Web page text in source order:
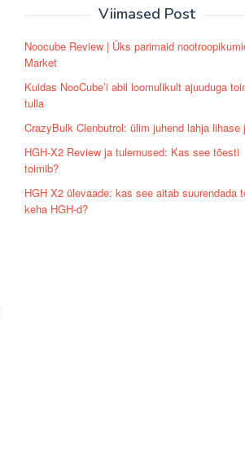
Viimased Post
Noocube Review | Üks parimaid
Market
Kuidas NooCube’i abil loomulikult ajuuduga
tulla
CrazyBulk Clenbutrol: ülim juhend lahja lihase
HGH-X2 Review ja tulemused: Kas see tõesti
toimib?
HGH X2 ülevaade: kas see aitab suurendada
keha HGH-d?